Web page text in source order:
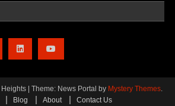
Theme: News Portal by Mystery Themes.
Blog About Contact Us